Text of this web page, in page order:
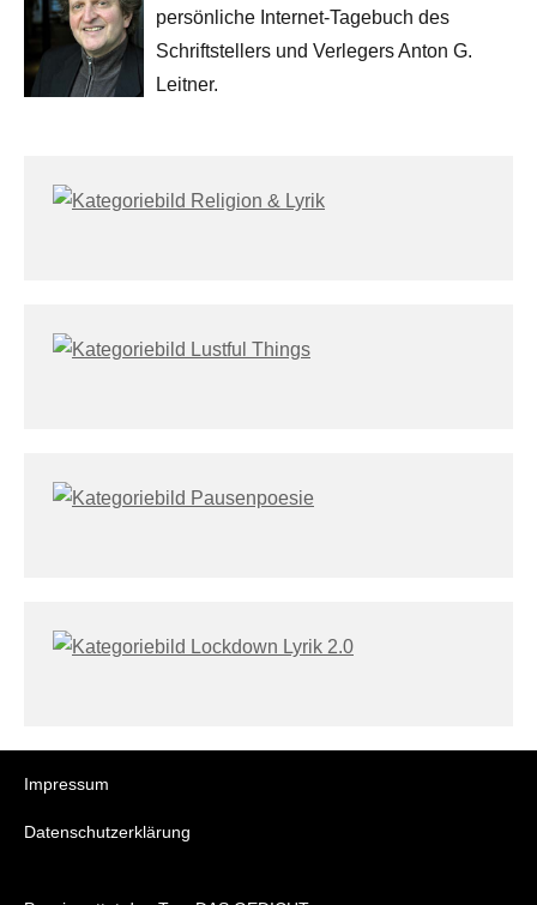
persönliche Internet-Tagebuch des
Schriftstellers und Verlegers Anton G.
Leitner.
Impressum
Datenschutzerklärung